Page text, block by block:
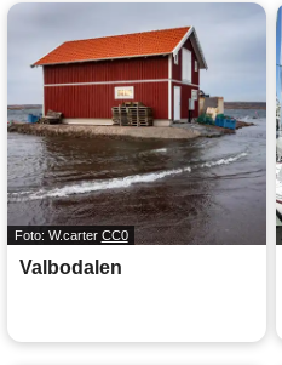
Foto: W.carter CC0
Valbodalen